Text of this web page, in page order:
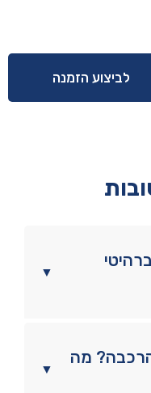
לביצוע הזמנה
▼
▼
מה